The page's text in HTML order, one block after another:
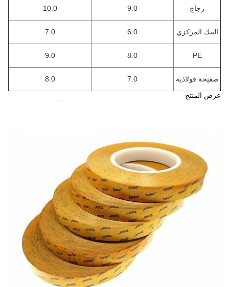
زجاج 9.0
10.0
البنك المركزي 6.0
7.0
PE
8.0
9.0
صفيحة فولاذية 7.0
8.0
عرض المنتج